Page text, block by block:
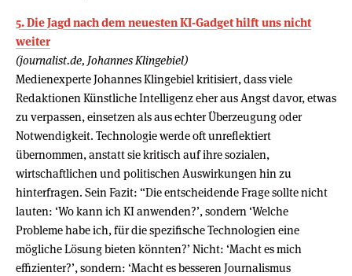
5. Die Jagd nach dem neuesten KI-Gadget hilft uns nicht
weiter
(journalist.de, Johannes Klingebiel)
Medienexperte Johannes Klingebiel kritisiert, dass viele
Redaktionen Künstliche Intelligenz eher aus Angst davor, etwas
zu verpassen, einsetzen als aus echter Überzeugung oder
Notwendigkeit. Technologie werde oft unreflektiert
übernommen, anstatt sie kritisch auf ihre sozialen,
wirtschaftlichen und politischen Auswirkungen hin zu
hinterfragen. Sein Fazit: “Die entscheidende Frage sollte nicht
lauten: ‘Wo kann ich KI anwenden?’, sondern ‘Welche
Probleme habe ich, für die spezifische Technologien eine
mögliche Lösung bieten könnten?’ Nicht: ‘Macht es mich
effizienter?’, sondern: ‘Macht es besseren Journalismus